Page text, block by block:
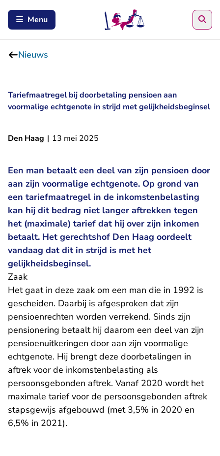
Menu
Nieuws
Tariefmaatregel bij doorbetaling pensioen aan
voormalige echtgenote in strijd met gelijkheidsbeginsel
Den Haag | 13 mei 2025
Een man betaalt een deel van zijn pensioen door
aan zijn voormalige echtgenote. Op grond van
een tariefmaatregel in de inkomstenbelasting
kan hij dit bedrag niet langer aftrekken tegen
het (maximale) tarief dat hij over zijn inkomen
betaalt. Het gerechtshof Den Haag oordeelt
vandaag dat dit in strijd is met het
gelijkheidsbeginsel.
Zaak
Het gaat in deze zaak om een man die in 1992 is
gescheiden. Daarbij is afgesproken dat zijn
pensioenrechten worden verrekend. Sinds zijn
pensionering betaalt hij daarom een deel van zijn
pensioenuitkeringen door aan zijn voormalige
echtgenote. Hij brengt deze doorbetalingen in
aftrek voor de inkomstenbelasting als
persoonsgebonden aftrek. Vanaf 2020 wordt het
maximale tarief voor de persoonsgebonden aftrek
stapsgewijs afgebouwd (met 3,5% in 2020 en
6,5% in 2021).